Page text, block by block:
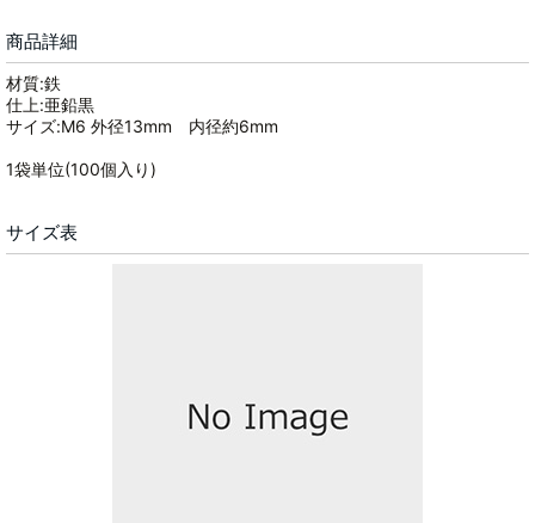
商品詳細
材質:鉄
仕上:亜鉛黒
サイズ:M6 外径13mm 内径約6mm
1袋単位(100個入り)
サイズ表